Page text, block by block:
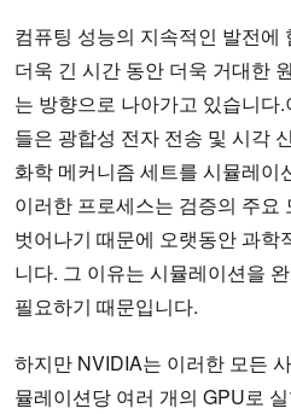
컴퓨팅 성능의 지속적인 발전에
더욱 긴 시간 동안 더욱 거대한
는 방향으로 나아가고 있습니다
들은 광합성 전자 전송 및 시각
화학 메커니즘 세트를 시뮬레이
이러한 프로세스는 검증의 주요
벗어나기 때문에 오랫동안 과학
니다. 그 이유는 시뮬레이션을
필요하기 때문입니다.
하지만 NVIDIA는 이러한 모든
뮬레이션당 여러 개의 GPU로